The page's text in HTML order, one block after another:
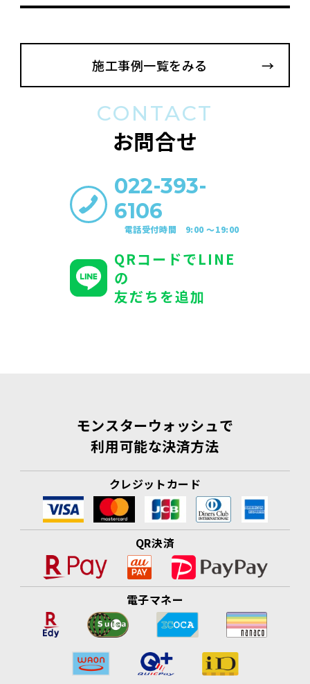
施工事例一覧をみる
CONTACT
お問合せ
022-393-
6106
電話受付時間 9:00 〜19:00
QRコードでLINE
の
友だちを追加
モンスターウォッシュで
利用可能な決済方法
クレジットカード
QR決済
電子マネー